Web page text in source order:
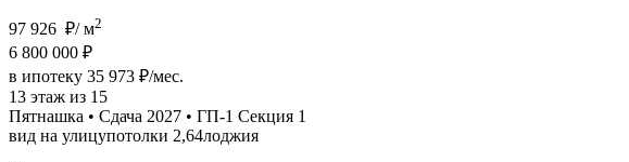
97 926 ₽/ м2
6 800 000 ₽
в ипотеку 35 973 ₽/мес.
13 этаж из 15
Пятнашка • Сдача 2027 • ГП-1 Секция 1
вид на улицупотолки 2,64лоджия